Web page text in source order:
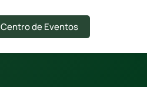
Centro de Eventos